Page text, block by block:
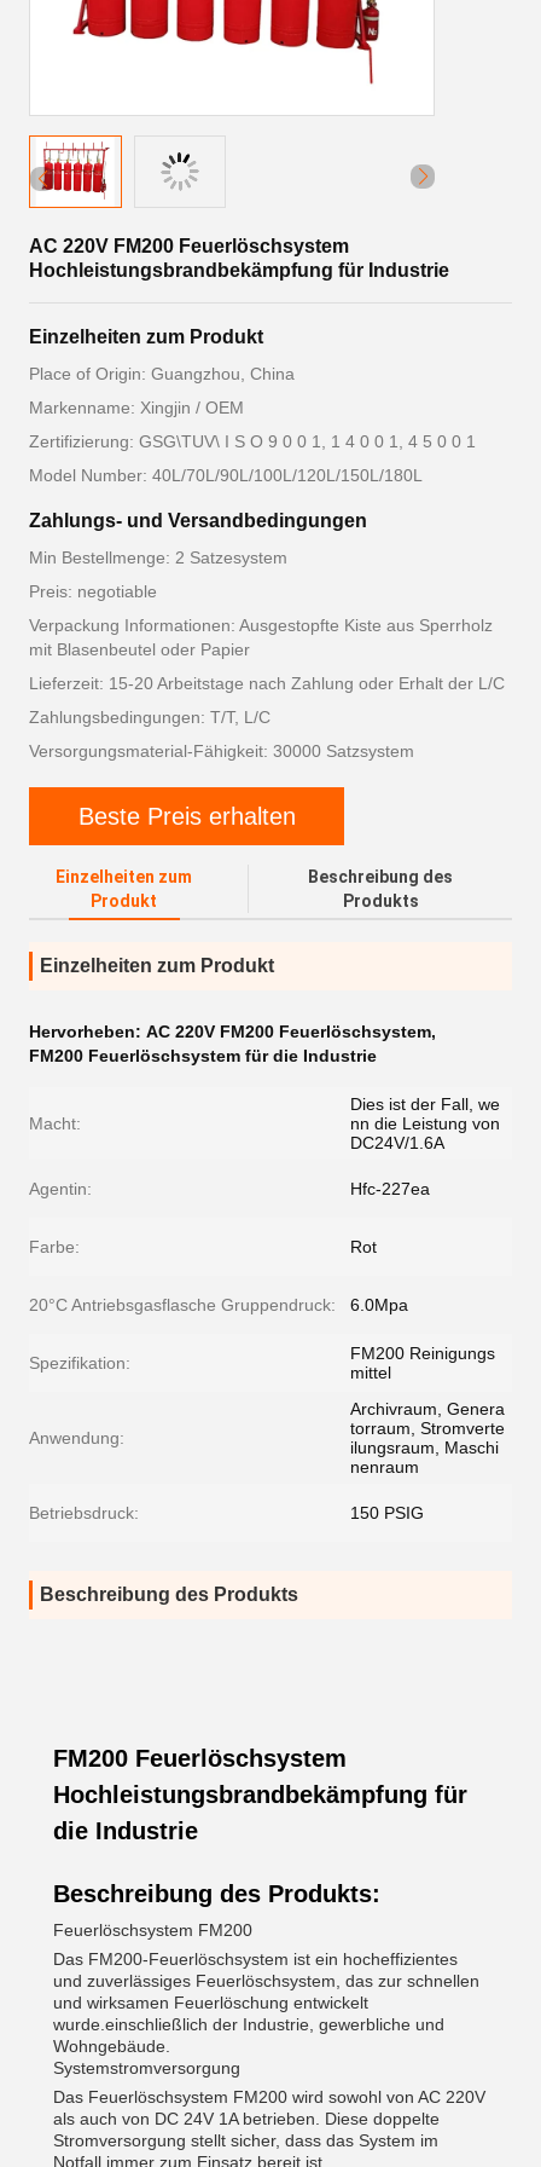
AC 220V FM200 Feuerlöschsystem
Hochleistungsbrandbekämpfung für Industrie
Einzelheiten zum Produkt
Place of Origin: Guangzhou, China
Markenname: Xingjin / OEM
Zertifizierung: GSG\TUV\ I S O 9 0 0 1, 1 4 0 0 1, 4 5 0 0 1
Model Number: 40L/70L/90L/100L/120L/150L/180L
Zahlungs- und Versandbedingungen
Min Bestellmenge: 2 Satzesystem
Preis: negotiable
Verpackung Informationen: Ausgestopfte Kiste aus Sperrholz
mit Blasenbeutel oder Papier
Lieferzeit: 15-20 Arbeitstage nach Zahlung oder Erhalt der L/C
Zahlungsbedingungen: T/T, L/C
Versorgungsmaterial-Fähigkeit: 30000 Satzsystem
Beste Preis erhalten
Einzelheiten zum
Produkt
Beschreibung des
Produkts
Einzelheiten zum Produkt
Hervorheben: AC 220V FM200 Feuerlöschsystem,
FM200 Feuerlöschsystem für die Industrie
Macht:
Dies ist der Fall, we
nn die Leistung von
DC24V/1.6A
Agentin: Hfc-227ea
Farbe: Rot
20°C Antriebsgasflasche Gruppendruck: 6.0Mpa
Spezifikation:
FM200 Reinigungs
mittel
Anwendung:
Archivraum, Genera
torraum, Stromverte
ilungsraum, Maschi
nenraum
Betriebsdruck: 150 PSIG
Beschreibung des Produkts
FM200 Feuerlöschsystem
Hochleistungsbrandbekämpfung für
die Industrie
Beschreibung des Produkts:
Feuerlöschsystem FM200
Das FM200-Feuerlöschsystem ist ein hocheffizientes
und zuverlässiges Feuerlöschsystem, das zur schnellen
und wirksamen Feuerlöschung entwickelt
wurde.einschließlich der Industrie, gewerbliche und
Wohngebäude.
Systemstromversorgung
Das Feuerlöschsystem FM200 wird sowohl von AC 220V
als auch von DC 24V 1A betrieben. Diese doppelte
Stromversorgung stellt sicher, dass das System im
Notfall immer zum Einsatz bereit ist.